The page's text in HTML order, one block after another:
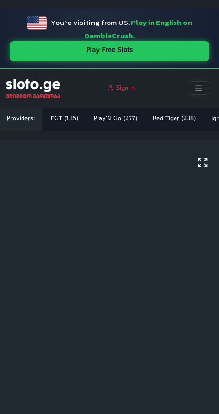
You're visiting from US.Play in English on
GambleCrush.
Play Free Slots
Sign In
Providers: EGT (135) Play'N Go (277) Red Tiger (238)